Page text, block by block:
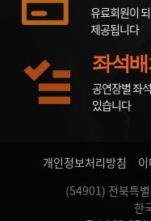
유료회원이
제공됩니다
좌석
공연장별 좌
있습니다
개인정보처리방침
(54901) 전북특
한